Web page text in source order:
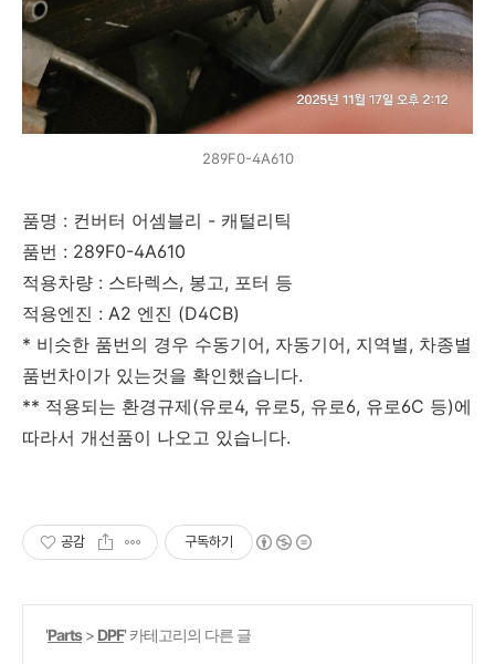
289F0-4A610
품명 : 컨버터 어셈블리 - 캐털리틱
품번 : 289F0-4A610
적용차량 : 스타렉스, 봉고, 포터 등
적용엔진 : A2 엔진 (D4CB)
* 비슷한 품번의 경우 수동기어, 자동기어, 지역별, 차종별
품번차이가 있는것을 확인했습니다.
** 적용되는 환경규제(유로4, 유로5, 유로6, 유로6C 등)에
따라서 개선품이 나오고 있습니다.
공감 구독하기
'Parts> DPF' 카테고리의 다른 글